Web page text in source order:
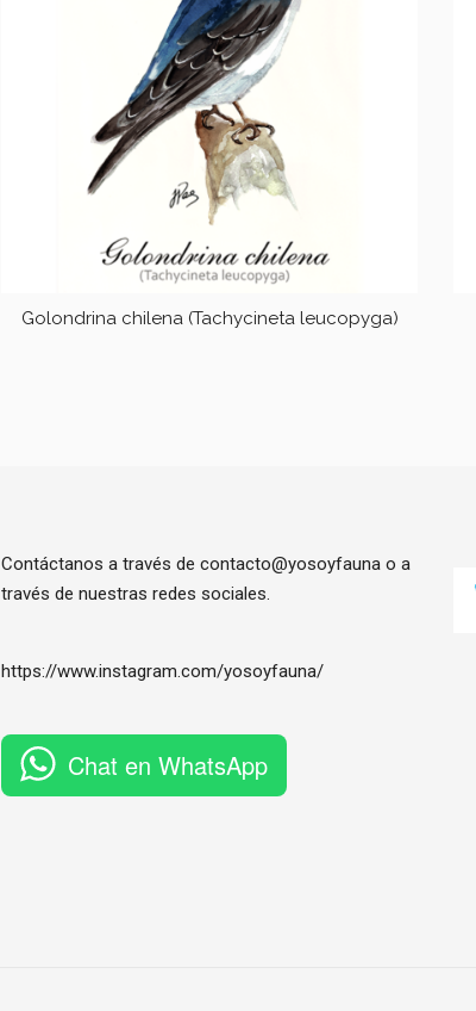
Golondrina chilena (Tachycineta leucopyga)
Contáctanos a través de contacto@yosoyfauna o a
través de nuestras redes sociales.
https://www.instagram.com/yosoyfauna/
Chat en WhatsApp